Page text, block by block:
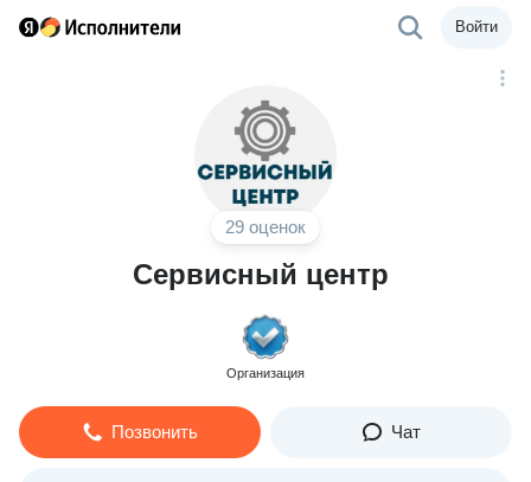
Войти
29 оценок
Сервисный центр
Организация
Позвонить Чат